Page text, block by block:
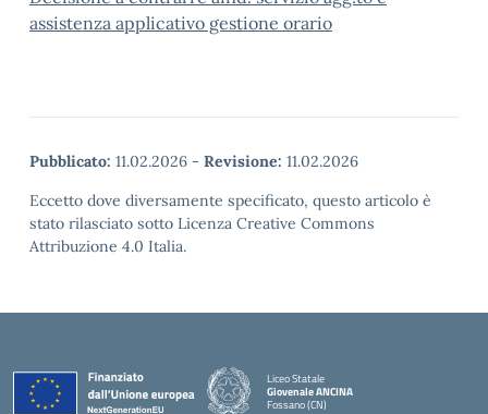
assistenza applicativo gestione orario
Pubblicato: 11.02.2026 - Revisione: 11.02.2026
Eccetto dove diversamente specificato, questo articolo è
stato rilasciato sotto Licenza Creative Commons
Attribuzione 4.0 Italia.
Liceo Statale
Giovenale ANCINA
Fossano (CN)